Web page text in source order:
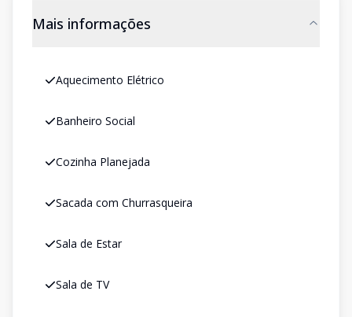
Mais informações
Aquecimento Elétrico
Banheiro Social
Cozinha Planejada
Sacada com Churrasqueira
Sala de Estar
Sala de TV